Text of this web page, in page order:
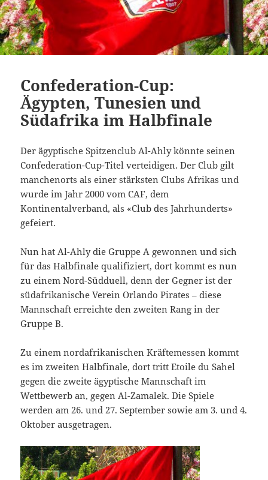
Confederation-Cup:
Ägypten, Tunesien und
Südafrika im Halbfinale
Der ägyptische Spitzenclub Al-Ahly könnte seinen
Confederation-Cup-Titel verteidigen. Der Club gilt
manchenorts als einer stärksten Clubs Afrikas und
wurde im Jahr 2000 vom CAF, dem
Kontinentalverband, als «Club des Jahrhunderts»
gefeiert.
Nun hat Al-Ahly die Gruppe A gewonnen und sich
für das Halbfinale qualifiziert, dort kommt es nun
zu einem Nord-Südduell, denn der Gegner ist der
südafrikanische Verein Orlando Pirates – diese
Mannschaft erreichte den zweiten Rang in der
Gruppe B.
Zu einem nordafrikanischen Kräftemessen kommt
es im zweiten Halbfinale, dort tritt Etoile du Sahel
gegen die zweite ägyptische Mannschaft im
Wettbewerb an, gegen Al-Zamalek. Die Spiele
werden am 26. und 27. September sowie am 3. und 4.
Oktober ausgetragen.